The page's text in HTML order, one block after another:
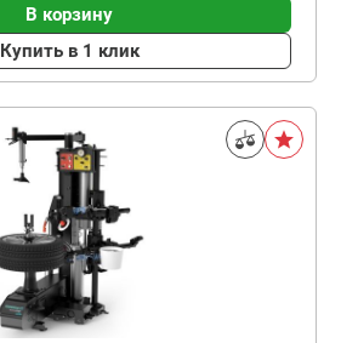
В корзину
Купить в 1 клик